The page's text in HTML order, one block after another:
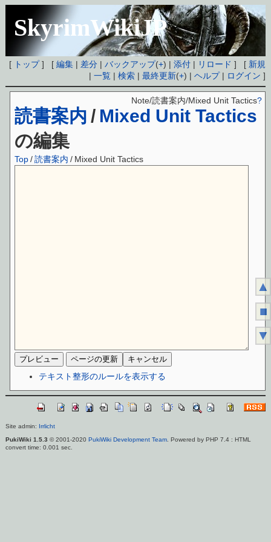
SkyrimWikiJP
[ トップ] [編集 | 差分 |バックアップ(+) |添付 | リロード ] [ 新規
|一覧 |検索 |最終更新(+) |ヘルプ| ログイン ]
読書案内 / Mixed Unit Tactics
の編集
Note/読書案内/Mixed Unit Tactics?
Top /読書案内 / Mixed Unit Tactics
テキスト整形のルールを表示する
Site admin: Irrlicht
PukiWiki 1.5.3 © 2001-2020 PukiWiki Development Team. Powered by PHP 7.4 : HTML
convert time: 0.001 sec.
▲
■
▼